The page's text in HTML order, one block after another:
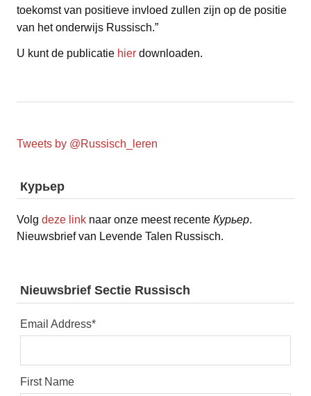
toekomst van positieve invloed zullen zijn op de positie
van het onderwijs Russisch.”
U kunt de publicatie hier downloaden.
Tweets by @Russisch_leren
Курьер
Volg deze link naar onze meest recente Курьер.
Nieuwsbrief van Levende Talen Russisch.
Nieuwsbrief Sectie Russisch
Email Address*
First Name